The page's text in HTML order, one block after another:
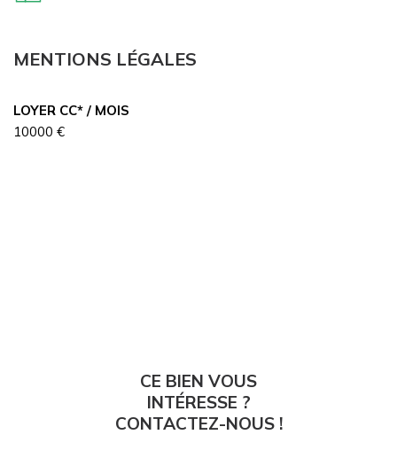
MENTIONS LÉGALES
LOYER CC* / MOIS
10000 €
CE BIEN VOUS
INTÉRESSE ?
CONTACTEZ-NOUS !